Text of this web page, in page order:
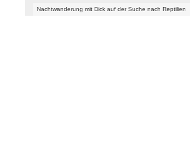
Nachtwanderung mit Dick auf der Suche nach Reptilien